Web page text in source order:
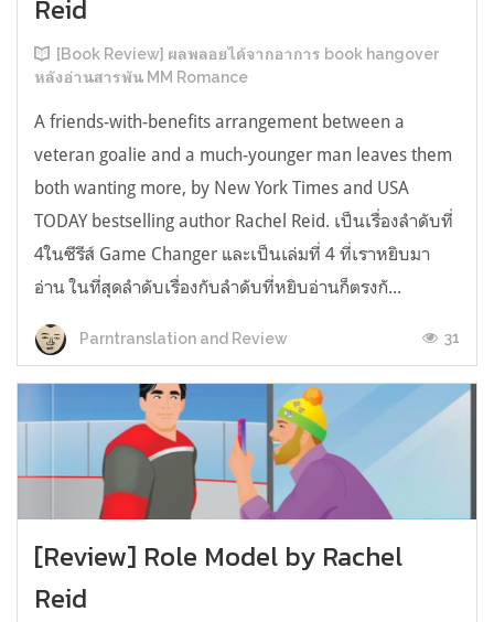
Reid
[Book Review] ผลพลอยได้จากอาการ book hangover
หลังอ่านสารพัน MM Romance
A friends-with-benefits arrangement between a
veteran goalie and a much-younger man leaves them
both wanting more, by New York Times and USA
TODAY bestselling author Rachel Reid. เป็นเรื่องลำดับที่
4ในซีรีส์ Game Changer และเป็นเล่มที่ 4 ที่เราหยิบมา
อ่าน ในที่สุดลำดับเรื่องกับลำดับที่หยิบอ่านก็ตรงกั...
Parntranslation and Review 31
[Review] Role Model by Rachel
Reid